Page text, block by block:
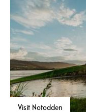
Visit Notodden